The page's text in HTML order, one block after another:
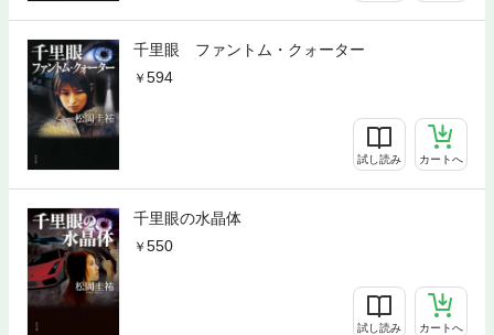
千里眼 ファントム・クォーター
594
試し読み カートへ
千里眼の水晶体
550
試し読み カートへ